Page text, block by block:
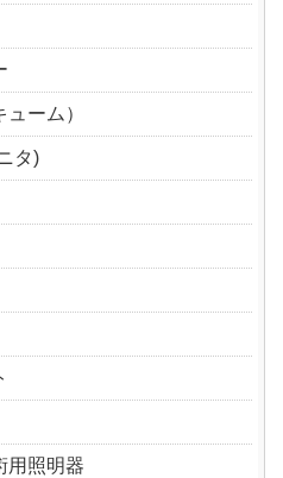
ーム）
タ)
用照明器